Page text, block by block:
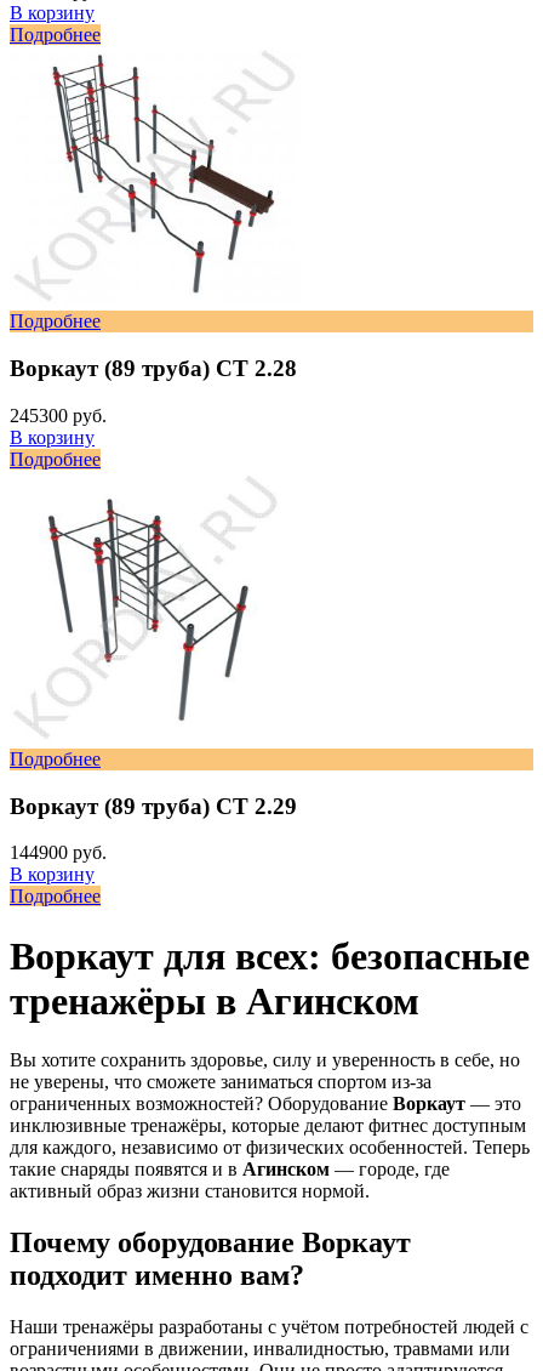
В корзину
Подробнее
Подробнее
Воркаут (89 труба) СТ 2.28
245300 руб.
В корзину
Подробнее
Подробнее
Воркаут (89 труба) СТ 2.29
144900 руб.
В корзину
Подробнее
Воркаут для всех: безопасные
тренажёры в Агинском
Вы хотите сохранить здоровье, силу и уверенность в себе, но
не уверены, что сможете заниматься спортом из-за
ограниченных возможностей? Оборудование Воркаут — это
инклюзивные тренажёры, которые делают фитнес доступным
для каждого, независимо от физических особенностей. Теперь
такие снаряды появятся и в Агинском — городе, где
активный образ жизни становится нормой.
Почему оборудование Воркаут
подходит именно вам?
Наши тренажёры разработаны с учётом потребностей людей с
ограничениями в движении, инвалидностью, травмами или